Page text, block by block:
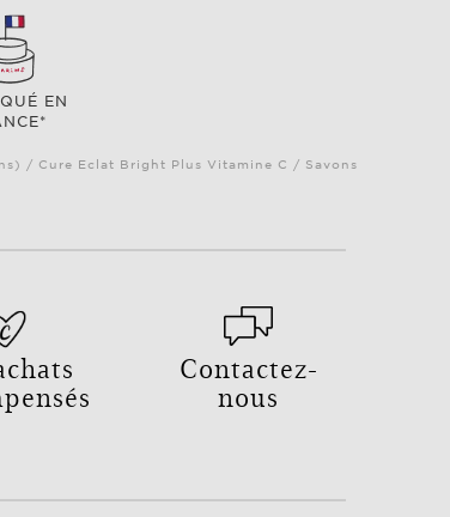
EN
/ Cure Eclat Bright Plus Vitamine C / Savons
Contactez-
nous